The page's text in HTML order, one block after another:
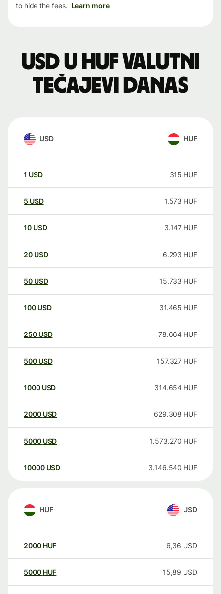
to hide the fees. Learn more
USD u HUF valutni
tečajevi danas
USD HUF
1 USD 315 HUF
5 USD 1.573 HUF
10 USD 3.147 HUF
20 USD 6.293 HUF
50 USD 15.733 HUF
100 USD 31.465 HUF
250 USD 78.664 HUF
500 USD 157.327 HUF
1000 USD 314.654 HUF
2000 USD 629.308 HUF
5000 USD 1.573.270 HUF
10000 USD 3.146.540 HUF
HUF USD
2000 HUF 6,36 USD
5000 HUF 15,89 USD